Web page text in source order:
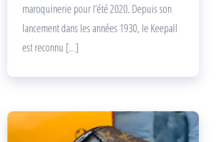
maroquinerie pour l’été 2020. Depuis son
lancement dans les années 1930, le Keepall
est reconnu […]